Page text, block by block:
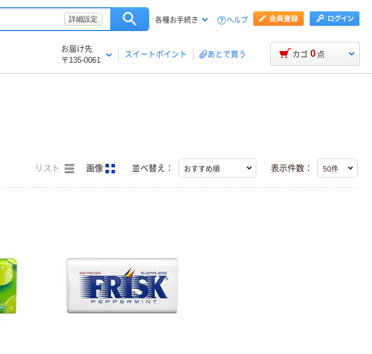
詳細設定 各種お手続き ヘルプ
お届け先
〒135-0061
スイートポイント あとで買う カゴ 0 点
リスト 画像 並べ替え： 表示件数：